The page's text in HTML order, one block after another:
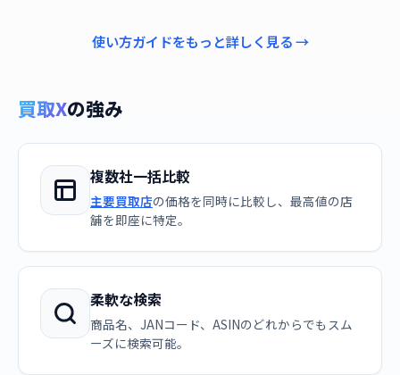
使い方ガイドをもっと詳しく見る →
買取Xの強み
複数社一括比較
主要買取店の価格を同時に比較し、最高値の店
舗を即座に特定。
柔軟な検索
商品名、JANコード、ASINのどれからでもスム
ーズに検索可能。